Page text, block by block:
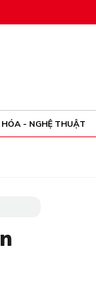
- NGHỆ THUẬT